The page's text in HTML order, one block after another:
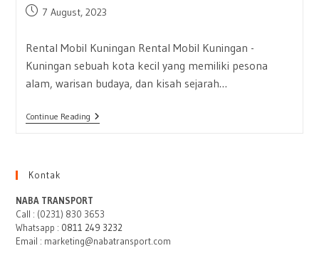
Post7 August, 2023
Rental Mobil Kuningan Rental Mobil Kuningan -
Kuningan sebuah kota kecil yang memiliki pesona
alam, warisan budaya, dan kisah sejarah…
Continue ReadingRental
Mobil
Kontak
NABA TRANSPORT
Call : (0231) 830 3653
Whatsapp : 0811 249 3232
Email : marketing@nabatransport.com